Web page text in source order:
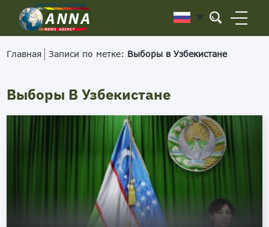
Главная Записи по метке: Выборы в Узбекистане
Выборы В Узбекистане